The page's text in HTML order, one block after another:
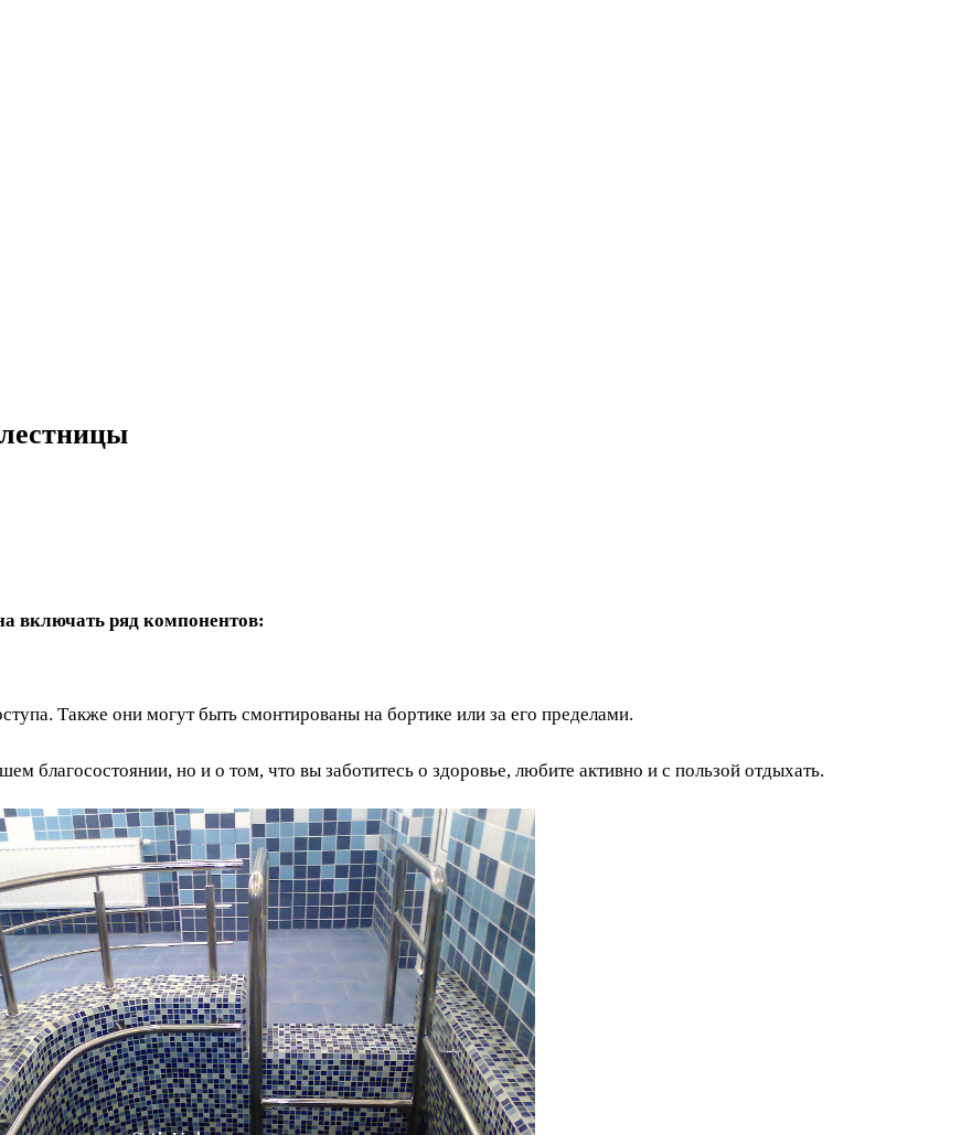
включать ряд компонентов:
Также они могут быть смонтированы на бортике или за его пределами.
благосостоянии, но и о том, что вы заботитесь о здоровье, любите активно и с пользой отдыхать.